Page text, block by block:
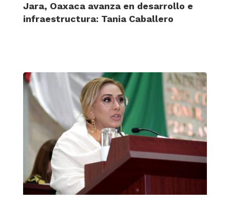
Jara, Oaxaca avanza en desarrollo e
infraestructura: Tania Caballero